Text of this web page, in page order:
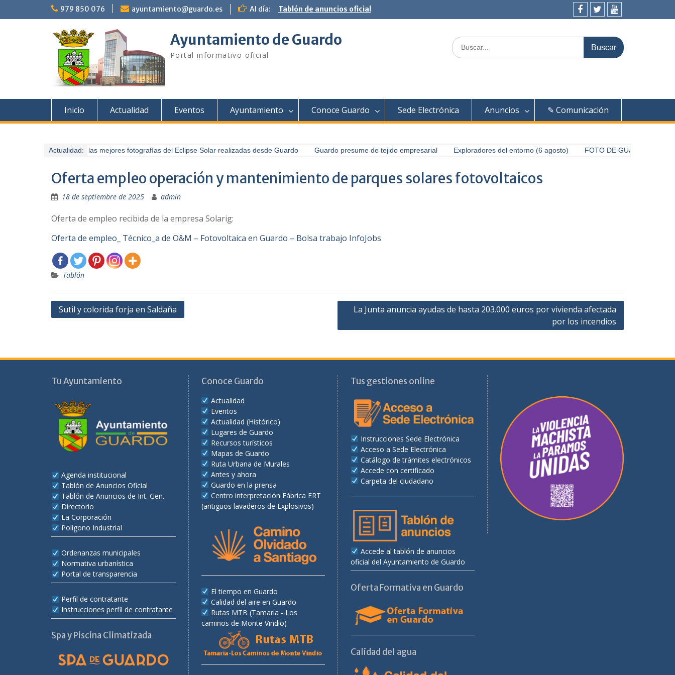
979 850 076 ayuntamiento@guardo.es Al día:
Tablón de anuncios oficial
Facebook
TwitterYoutube
Ayuntamiento de Guardo
Portal informativo oficial
Buscar:
Inicio Actualidad Eventos Ayuntamiento Conoce Guardo Sede Electrónica Anuncios ✎ Comunicación
Actualidad:
Buscamos las mejores fotografías del Eclipse Solar realizadas desde Guardo Guardo presume de tejido empresarial Exploradores del entorno (6 agosto) FOTO DE GUARDO PARA
Oferta empleo operación y mantenimiento de parques solares fotovoltaicos
18 de septiembre de 2025 admin
Oferta de empleo recibida de la empresa Solarig:
Oferta de empleo_ Técnico_a de O&M – Fotovoltaica en Guardo – Bolsa trabajo InfoJobs
Tablón
Navegación
Sutil y colorida forja en Saldaña
La Junta anuncia ayudas de hasta 203.000 euros por vivienda afectada
por los incendios
Tu Ayuntamiento
Agenda institucional
Tablón de Anuncios Oficial
Tablón de Anuncios de Int. Gen.
Directorio
La Corporación
Polígono Industrial
Ordenanzas municipales
Normativa urbanística
Portal de transparencia
Perfil de contratante
Instrucciones perfil de contratante
Spa y Piscina Climatizada
Conoce Guardo
Actualidad
Eventos
Actualidad (Histórico)
Lugares de Guardo
Recursos turísticos
Mapas de Guardo
Ruta Urbana de Murales
Antes y ahora
Guardo en la prensa
Centro interpretación Fábrica ERT
(antiguos lavaderos de Explosivos)
El tiempo en Guardo
Calidad del aire en Guardo
Rutas MTB (Tamaria - Los
caminos de Monte Vindio)
Tus gestiones online
Instrucciones Sede Electrónica
Acceso a Sede Electrónica
Catálogo de trámites electrónicos
Accede con certificado
Carpeta del ciudadano
Accede al tablón de anuncios
oficial del Ayuntamiento de Guardo
Oferta Formativa en Guardo
Calidad del agua